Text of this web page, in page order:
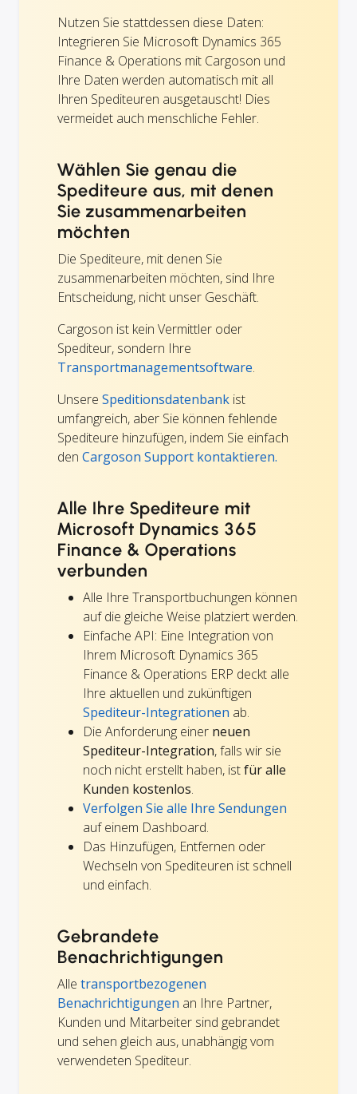
Nutzen Sie stattdessen diese Daten:
Integrieren Sie Microsoft Dynamics 365
Finance & Operations mit Cargoson und
Ihre Daten werden automatisch mit all
Ihren Spediteuren ausgetauscht! Dies
vermeidet auch menschliche Fehler.
Wählen Sie genau die
Spediteure aus, mit denen
Sie zusammenarbeiten
möchten
Die Spediteure, mit denen Sie
zusammenarbeiten möchten, sind Ihre
Entscheidung, nicht unser Geschäft.
Cargoson ist kein Vermittler oder
Spediteur, sondern Ihre
Transportmanagementsoftware.
Unsere Speditionsdatenbank ist
umfangreich, aber Sie können fehlende
Spediteure hinzufügen, indem Sie einfach
den Cargoson Support kontaktieren.
Alle Ihre Spediteure mit
Microsoft Dynamics 365
Finance & Operations
verbunden
Alle Ihre Transportbuchungen können
auf die gleiche Weise platziert werden.
Einfache API: Eine Integration von
Ihrem Microsoft Dynamics 365
Finance & Operations ERP deckt alle
Ihre aktuellen und zukünftigen
Spediteur-Integrationen ab.
Die Anforderung einer neuen
Spediteur-Integration, falls wir sie
noch nicht erstellt haben, istfür alle
Kunden kostenlos.
Verfolgen Sie alle Ihre Sendungen
auf einem Dashboard.
Das Hinzufügen, Entfernen oder
Wechseln von Spediteuren ist schnell
und einfach.
Gebrandete
Benachrichtigungen
Alle transportbezogenen
Benachrichtigungen an Ihre Partner,
Kunden und Mitarbeiter sind gebrandet
und sehen gleich aus, unabhängig vom
verwendeten Spediteur.